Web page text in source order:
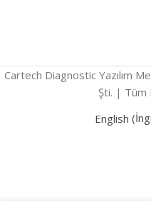
Cartech Diagnostic Yazılım
Şti. | Tüm
English (